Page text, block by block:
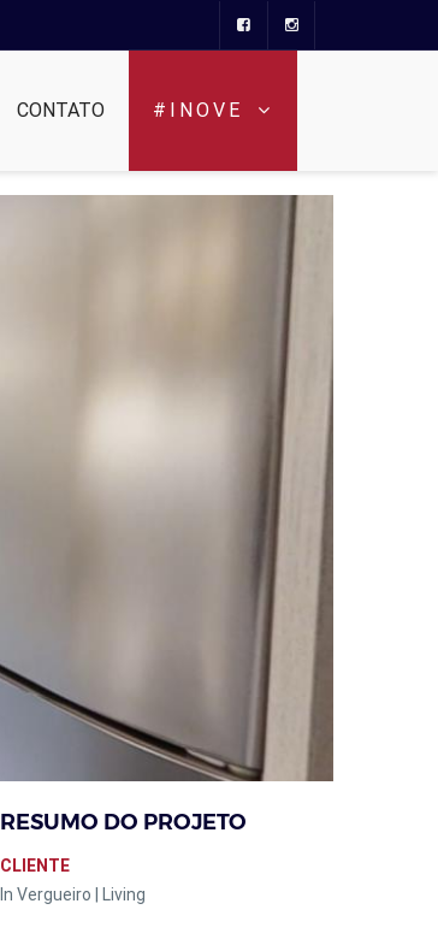
CONTATO #INOVE
RESUMO DO PROJETO
CLIENTE
In Vergueiro | Living